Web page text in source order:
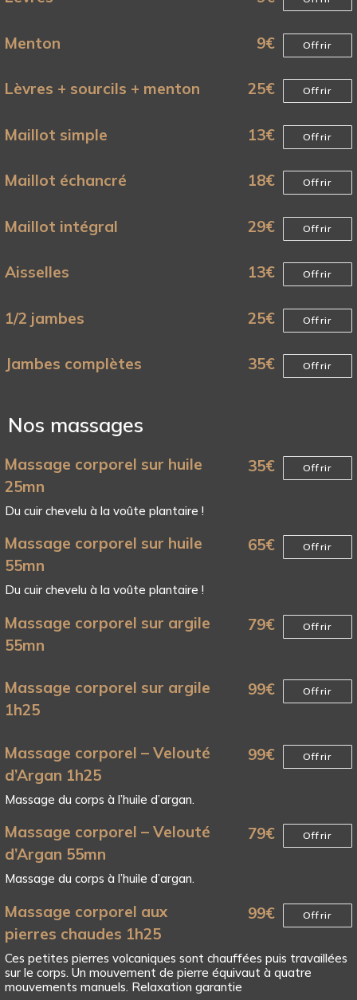
Menton 9€ Offrir
Lèvres + sourcils + menton 25€ Offrir
Maillot simple 13€ Offrir
Maillot échancré 18€ Offrir
Maillot intégral 29€ Offrir
Aisselles 13€ Offrir
1/2 jambes 25€ Offrir
Jambes complètes 35€ Offrir
Nos massages
Massage corporel sur huile
25mn
35€ Offrir
Du cuir chevelu à la voûte plantaire !
Massage corporel sur huile
55mn
65€ Offrir
Du cuir chevelu à la voûte plantaire !
Massage corporel sur argile
55mn
79€ Offrir
Massage corporel sur argile
1h25
99€ Offrir
Massage corporel – Velouté
d’Argan 1h25
99€ Offrir
Massage du corps à l’huile d’argan.
Massage corporel – Velouté
d’Argan 55mn
79€ Offrir
Massage du corps à l’huile d’argan.
Massage corporel aux
pierres chaudes 1h25
99€ Offrir
Ces petites pierres volcaniques sont chauffées puis travaillées
sur le corps. Un mouvement de pierre équivaut à quatre
mouvements manuels. Relaxation garantie